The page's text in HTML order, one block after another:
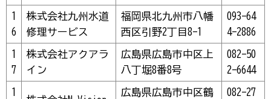
1
6
株式会社九州水道
修理サービス
福岡県北九州市八幡
西区引野2丁目8-1
093-64
4-2886
1
7
株式会社アクアラ
イン
広島県広島市中区上
八丁堀8番8号
082-50
2-6644
1
広島県広島市中区鶴
082-27